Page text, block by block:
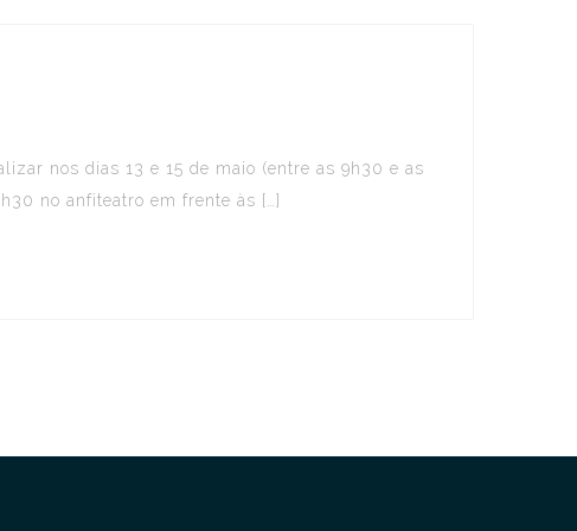
nos dias 13 e 15 de maio (entre as 9h30 e as
no anfiteatro em frente às […]